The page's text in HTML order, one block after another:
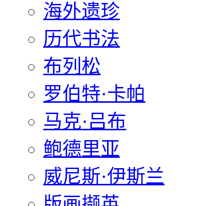
海外遗珍
历代书法
布列松
罗伯特·卡帕
马克·吕布
鲍德里亚
威尼斯·伊斯兰